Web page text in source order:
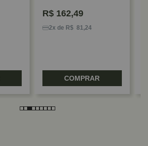
R$ 162,49
2x de R$ 81,24
COMPRAR